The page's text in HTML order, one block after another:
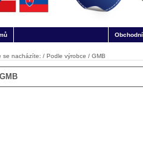
se nacházíte: / Podle výrobce / GMB
GMB